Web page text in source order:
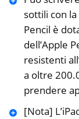
sottili con
Pencil è
dell’Apple
resistenti
a oltre
prendere
[Nota]